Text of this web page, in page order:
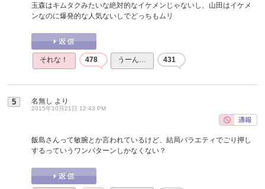
玉森はキムタクみたいな絶対的なイケメンじゃないし、山田はイケメ
ンなのに爆発的な人気ないしでどっちもムリ
それな！ 478 うーん… 431
5 名無し より
2015年10月21日 12:43 PM
飯島さんって敏腕とか言われているけど、結局バラエティでごり押し
するっていうワンパターンしかなくない？